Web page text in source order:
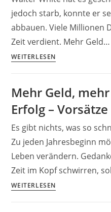
mit
Ängsten
umgehen
jedoch starb, konnte er
abbauen. Viele Millionen
Zeit verdient. Mehr Geld…
WEITERLESEN
schnell
an
7
legale
Tipps
zum
Mehr Geld,
Erfolg –
Es gibt nichts, was so
Zu jeden Jahresbeginn
Leben verändern.
Zeit im Kopf schwirren,
WEITERLESEN